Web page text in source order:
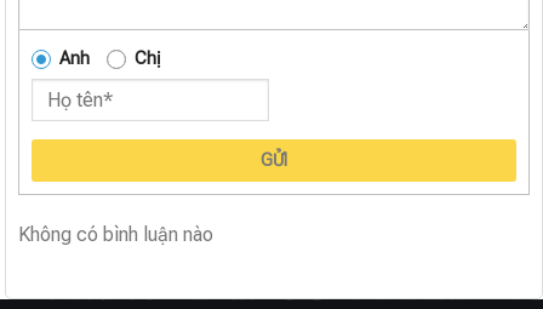
Anh Chị
GỬI
Không có bình luận nào